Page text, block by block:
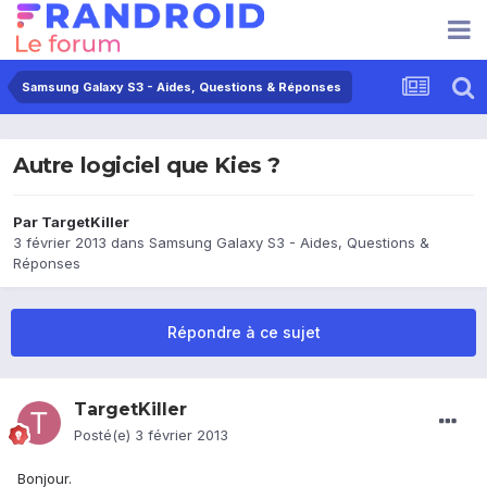
Samsung Galaxy S3 - Aides, Questions & Réponses
Autre logiciel que Kies ?
Par TargetKiller
3 février 2013 dans Samsung Galaxy S3 - Aides, Questions &
Réponses
Répondre à ce sujet
TargetKiller
Posté(e) 3 février 2013
Bonjour.